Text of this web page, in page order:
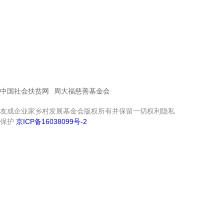
中国社会扶贫网 周大福慈善基金会
友成企业家乡村发展基金会版权所有并保留一切权利隐私
保护 京ICP备16038099号-2